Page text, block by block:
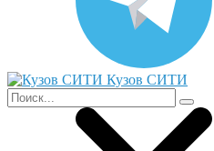
Кузов СИТИ